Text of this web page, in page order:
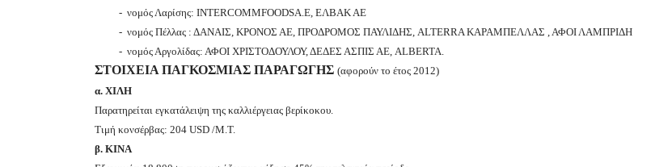
- νομός Λαρίσης: INTERCOMMFOODSA.E, ΕΛΒΑΚ ΑΕ
- νομός Πέλλας : ΔΑΝΑΙΣ, ΚΡΟΝΟΣ ΑΕ, ΠΡΟΔΡΟΜΟΣ ΠΑΥΛΙΔΗΣ, ALTERRAΚΑΡΑΜΠΕΛΛΑΣ , ΑΦΟΙ ΛΑΜΠΡΙΔΗ
- νομός Αργολίδας: ΑΦΟΙ ΧΡΙΣΤΟΔΟΥΛΟΥ, ΔΕΔΕΣ ΑΣΠΙΣ ΑΕ, ALBERTA.
ΣΤΟΙΧΕΙΑ ΠΑΓΚΟΣΜΙΑΣ ΠΑΡΑΓΩΓΗΣ (αφορούν το έτος 2012)
α. ΧΙΛΗ
Παρατηρείται εγκατάλειψη της καλλιέργειας βερίκοκου.
Τιμή κονσέρβας: 204 USD /Μ.Τ.
β. ΚΙΝΑ